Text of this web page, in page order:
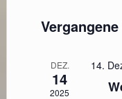
DEZ.
14
2025
14.